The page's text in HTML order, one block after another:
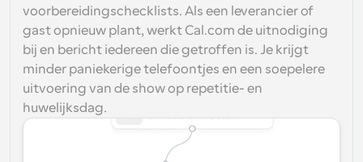
voorbereidingschecklists. Als een leverancier of
gast opnieuw plant, werkt Cal.com de uitnodiging
bij en bericht iedereen die getroffen is. Je krijgt
minder paniekerige telefoontjes en een soepelere
uitvoering van de show op repetitie- en
huwelijksdag.